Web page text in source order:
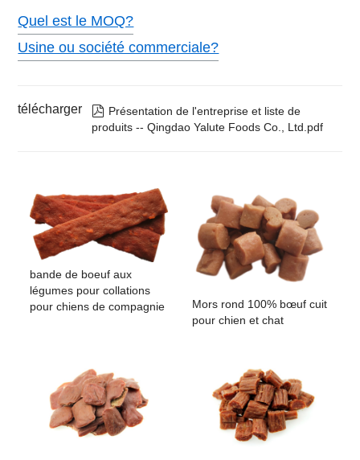
Quel est le MOQ?
Usine ou société commerciale?
télécharger  Présentation de l'entreprise et liste de
produits -- Qingdao Yalute Foods Co., Ltd.pdf
bande de boeuf aux
légumes pour collations
pour chiens de compagnie
Mors rond 100% bœuf cuit
pour chien et chat